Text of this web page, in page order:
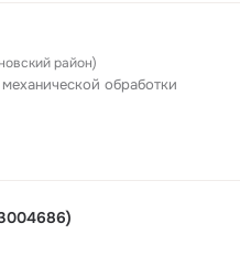
район)
обработки